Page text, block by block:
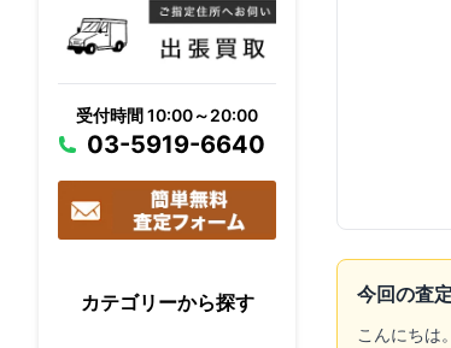
受付時間 10:00～20:00
03-5919-6640
カテゴリーから探す 今回の査
こんにちは